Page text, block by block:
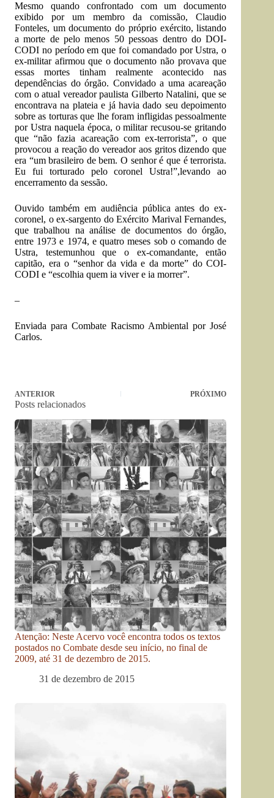
Mesmo quando confrontado com um documento
exibido por um membro da comissão, Claudio
Fonteles, um documento do próprio exército, listando
a morte de pelo menos 50 pessoas dentro do DOI-
CODI no período em que foi comandado por Ustra, o
ex-militar afirmou que o documento não provava que
essas mortes tinham realmente acontecido nas
dependências do órgão. Convidado a uma acareação
com o atual vereador paulista Gilberto Natalini, que se
encontrava na plateia e já havia dado seu depoimento
sobre as torturas que lhe foram infligidas pessoalmente
por Ustra naquela época, o militar recusou-se gritando
que “não fazia acareação com ex-terrorista”, o que
provocou a reação do vereador aos gritos dizendo que
era “um brasileiro de bem. O senhor é que é terrorista.
Eu fui torturado pelo coronel Ustra!”,levando ao
encerramento da sessão.
Ouvido também em audiência pública antes do ex-
coronel, o ex-sargento do Exército Marival Fernandes,
que trabalhou na análise de documentos do órgão,
entre 1973 e 1974, e quatro meses sob o comando de
Ustra, testemunhou que o ex-comandante, então
capitão, era o “senhor da vida e da morte” do COI-
CODI e “escolhia quem ia viver e ia morrer”.
–
Enviada para Combate Racismo Ambiental por José
Carlos.
ANTERIOR PRÓXIMO
Posts relacionados
Atenção: Neste Acervo você encontra todos os textos
postados no Combate desde seu início, no final de
2009, até 31 de dezembro de 2015.
31 de dezembro de 2015